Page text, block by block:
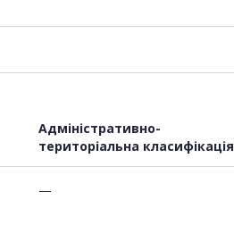
Адміністративно-
територіальна класифікація
—